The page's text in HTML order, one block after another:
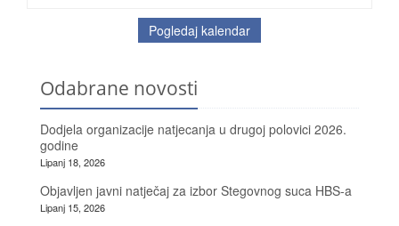
Pogledaj kalendar
Odabrane novosti
Dodjela organizacije natjecanja u drugoj polovici 2026.
godine
Lipanj 18, 2026
Objavljen javni natječaj za izbor Stegovnog suca HBS-a
Lipanj 15, 2026